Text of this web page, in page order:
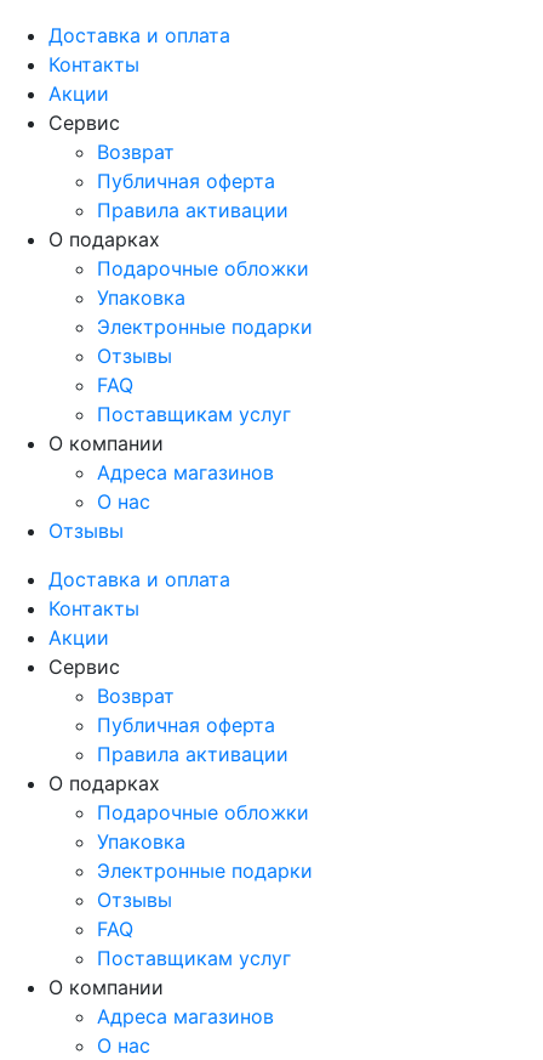
Доставка и оплата
Контакты
Акции
Сервис
Возврат
Публичная оферта
Правила активации
О подарках
Подарочные обложки
Упаковка
Электронные подарки
Отзывы
FAQ
Поставщикам услуг
О компании
Адреса магазинов
О нас
Отзывы
Доставка и оплата
Контакты
Акции
Сервис
Возврат
Публичная оферта
Правила активации
О подарках
Подарочные обложки
Упаковка
Электронные подарки
Отзывы
FAQ
Поставщикам услуг
О компании
Адреса магазинов
О нас